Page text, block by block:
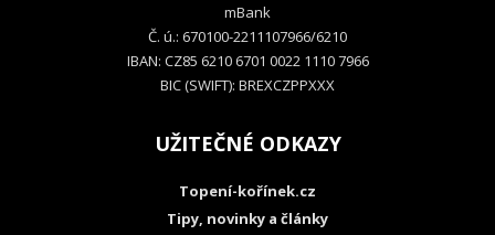
mBank
Č. ú.: 670100-2211107966/6210
IBAN: CZ85 6210 6701 0022 1110 7966
BIC (SWIFT): BREXCZPPXXX
UŽITEČNÉ ODKAZY
Topení-kořínek.cz
Tipy, novinky a články